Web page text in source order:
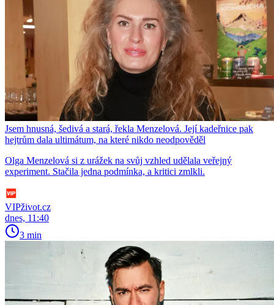
Jsem hnusná, šedivá a stará, řekla Menzelová. Její kadeřnice pak
hejtrům dala ultimátum, na které nikdo neodpověděl
Olga Menzelová si z urážek na svůj vzhled udělala veřejný
experiment. Stačila jedna podmínka, a kritici zmlkli.
VIPživot.cz
dnes, 11:40
3 min